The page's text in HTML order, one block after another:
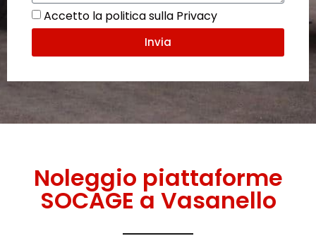
Accetto la politica sulla Privacy
Invia
Noleggio piattaforme
SOCAGE a Vasanello